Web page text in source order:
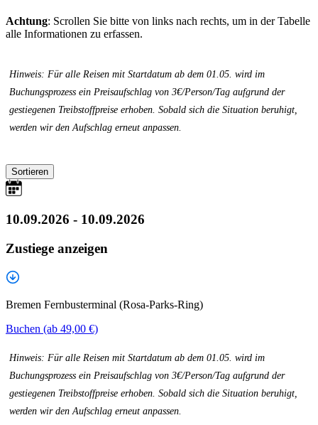
Achtung: Scrollen Sie bitte von links nach rechts, um in der Tabelle
alle Informationen zu erfassen.
Hinweis: Für alle Reisen mit Startdatum ab dem 01.05. wird im
Buchungsprozess ein Preisaufschlag von 3€/Person/Tag aufgrund der
gestiegenen Treibstoffpreise erhoben. Sobald sich die Situation beruhigt,
werden wir den Aufschlag erneut anpassen.
Sortieren
10.09.2026 - 10.09.2026
Zustiege anzeigen
Bremen Fernbusterminal (Rosa-Parks-Ring)
Buchen (ab 49,00 €)
Hinweis: Für alle Reisen mit Startdatum ab dem 01.05. wird im
Buchungsprozess ein Preisaufschlag von 3€/Person/Tag aufgrund der
gestiegenen Treibstoffpreise erhoben. Sobald sich die Situation beruhigt,
werden wir den Aufschlag erneut anpassen.